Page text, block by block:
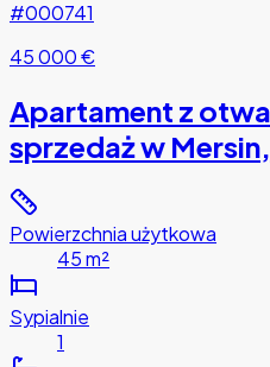
#000741
45 000 €
Apartament z
sprzedaż w
Powierzchnia użytkowa
45 m²
Sypialnie
1